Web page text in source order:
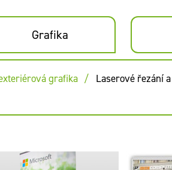
Grafika
grafika Laserové řezání